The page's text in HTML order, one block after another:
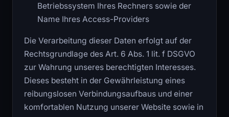
Betriebssystem Ihres Rechners sowie der
Name Ihres Access-Providers
Die Verarbeitung dieser Daten erfolgt auf der
Rechtsgrundlage des Art. 6 Abs. 1 lit. f DSGVO
zur Wahrung unseres berechtigten Interesses.
Dieses besteht in der Gewährleistung eines
reibungslosen Verbindungsaufbaus und einer
komfortablen Nutzung unserer Website sowie in